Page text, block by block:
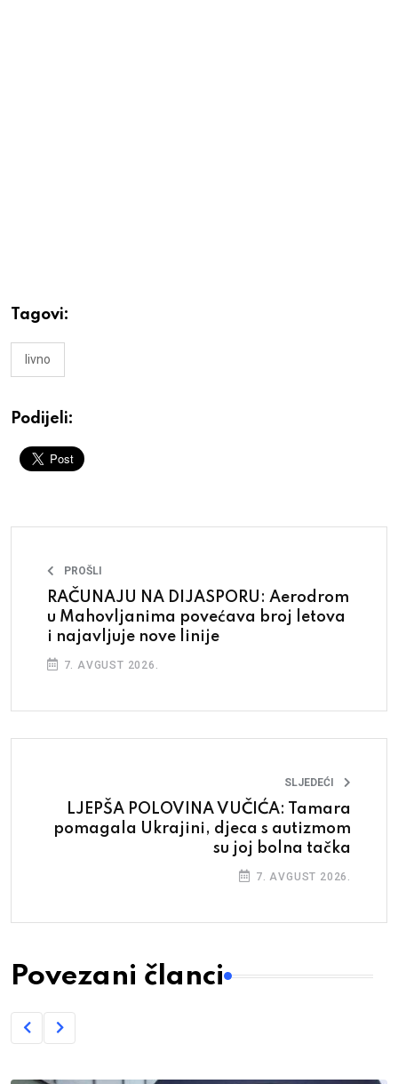
Tagovi:
livno
Podijeli:
PROŠLI
RAČUNAJU NA DIJASPORU: Aerodrom
u Mahovljanima povećava broj letova
i najavljuje nove linije
7. AVGUST 2026.
SLJEDEĆI
LJEPŠA POLOVINA VUČIĆA: Tamara
pomagala Ukrajini, djeca s autizmom
su joj bolna tačka
7. AVGUST 2026.
Povezani članci